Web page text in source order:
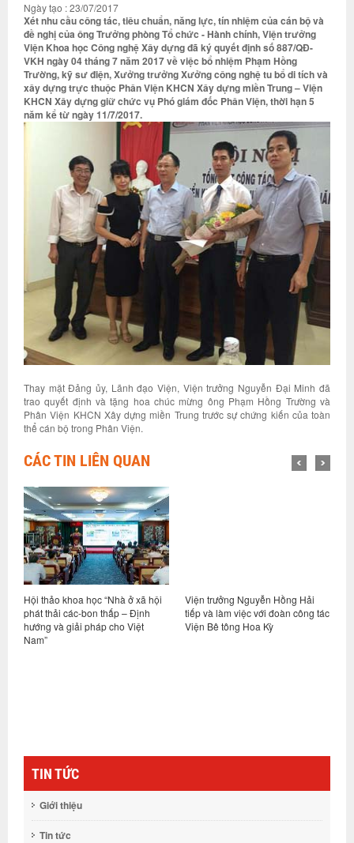
Ngày tạo : 23/07/2017
Xét nhu cầu công tác, tiêu chuẩn, năng lực, tín nhiệm của cán bộ và
đề nghị của ông Trưởng phòng Tổ chức - Hành chính, Viện trưởng
Viện Khoa học Công nghệ Xây dựng đã ký quyết định số 887/QĐ-
VKH ngày 04 tháng 7 năm 2017 về việc bổ nhiệm Phạm Hồng
Trường, kỹ sư điện, Xưởng trưởng Xưởng công nghệ tu bổ di tích và
xây dựng trực thuộc Phân Viện KHCN Xây dựng miền Trung – Viện
KHCN Xây dựng giữ chức vụ Phó giám đốc Phân Viện, thời hạn 5
năm kể từ ngày 11/7/2017.
Thay mặt Đảng ủy, Lãnh đạo Viện, Viện trưởng Nguyễn Đại Minh đã
trao quyết định và tặng hoa chúc mừng ông Phạm Hồng Trường và
Phân Viện KHCN Xây dựng miền Trung trước sự chứng kiến của toàn
thể cán bộ trong Phân Viện.
CÁC TIN LIÊN QUAN
Hội thảo khoa học “Nhà ở xã hội
phát thải các-bon thấp – Định
hướng và giải pháp cho Việt
Nam”
Viện trưởng Nguyễn Hồng Hải
tiếp và làm việc với đoàn công tác
Viện Bê tông Hoa Kỳ
TIN TỨC
Giới thiệu
Tin tức